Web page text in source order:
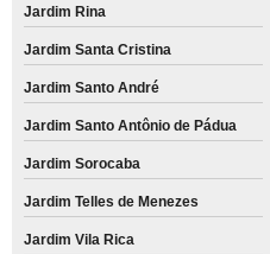
Jardim Rina
Jardim Santa Cristina
Jardim Santo André
Jardim Santo Antônio de Pádua
Jardim Sorocaba
Jardim Telles de Menezes
Jardim Vila Rica